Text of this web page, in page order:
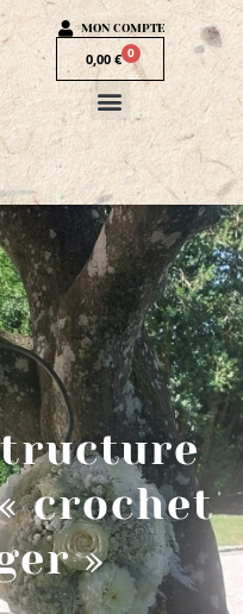
MON COMPTE
0,00 € 0
crochet
»